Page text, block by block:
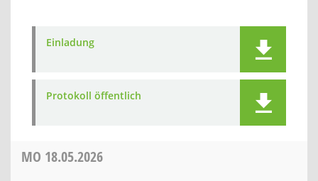
Einladung
Protokoll öffentlich
MO 18.05.2026